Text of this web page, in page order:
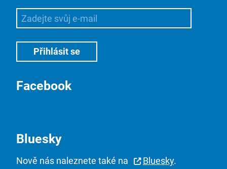
Facebook
Bluesky
Nově nás naleznete také na Bluesky.